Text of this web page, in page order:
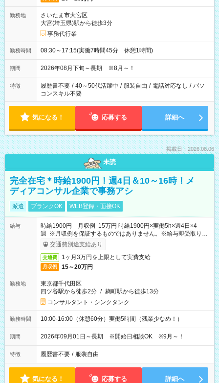
勤務地
さいたま市大宮区
大宮(埼玉県)駅から徒歩3分
事務代行業
勤務時間 08:30～17:15(実働7時間45分 休憩1時間)
期間 2026年08月下旬～長期 ※8月～！
特徴 履歴書不要 / 40～50代活躍中 / 服装自由 / 電話対応なし / パソ
コンスキル不要
気になる！ 応募する 詳細へ
掲載日：2026.08.06
未読
完全在宅＊時給1900円！週4日＆10～16時！メ
ディアコンサル企業で事務アシ
派遣 ブランクOK WEB登録・面接OK
給与
時給1900円 月収例 15万円 時給1900円×実働5h×週4日×4
週 ※月収例を保証するものではありません。※給与即受取りサ
ービス利用可（利用条件有）
交通費別途支給あり
交通費 1ヶ月3万円を上限として実費支給
月収例 15～20万円
勤務地
東京都千代田区
四ツ谷駅から徒歩2分 / 麹町駅から徒歩13分
コンサルタント・シンクタンク
勤務時間 10:00-16:00（休憩60分）実働5時間（残業少なめ！）
期間 2026年09月01日～長期 ※開始日相談OK ※9月～！
特徴 履歴書不要 / 服装自由
気になる！ 応募する 詳細へ